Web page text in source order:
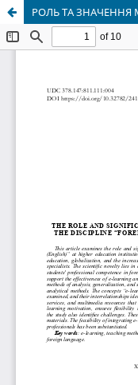
РОЛЬ ТА ЗНАЧЕННЯ